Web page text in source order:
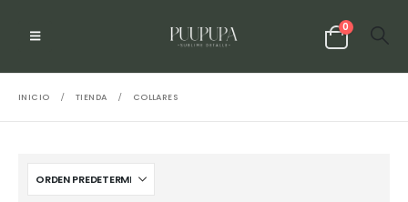
0
INICIO TIENDA COLLARES